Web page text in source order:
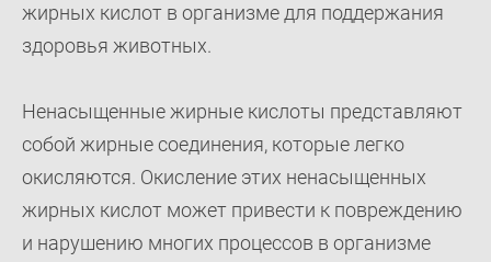
жирных кислот в организме для поддержания
здоровья животных.
Ненасыщенные жирные кислоты представляют
собой жирные соединения, которые легко
окисляются. Окисление этих ненасыщенных
жирных кислот может привести к повреждению
и нарушению многих процессов в организме